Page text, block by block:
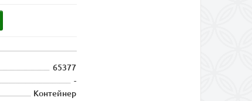
65377
-
Контейнер